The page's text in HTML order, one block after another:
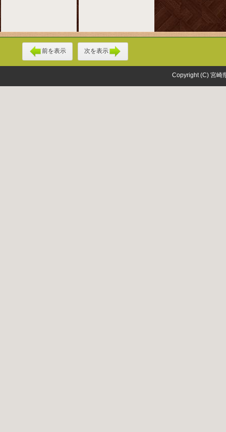
前を表示 次を表示
Copyright (C) 宮崎